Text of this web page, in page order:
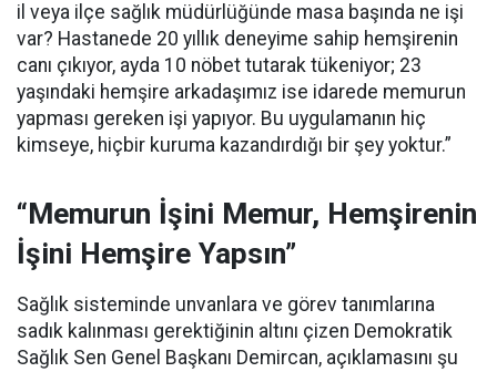
il veya ilçe sağlık müdürlüğünde masa başında ne işi
var? Hastanede 20 yıllık deneyime sahip hemşirenin
canı çıkıyor, ayda 10 nöbet tutarak tükeniyor; 23
yaşındaki hemşire arkadaşımız ise idarede memurun
yapması gereken işi yapıyor. Bu uygulamanın hiç
kimseye, hiçbir kuruma kazandırdığı bir şey yoktur.”
“Memurun İşini Memur, Hemşirenin
İşini Hemşire Yapsın”
Sağlık sisteminde unvanlara ve görev tanımlarına
sadık kalınması gerektiğinin altını çizen Demokratik
Sağlık Sen Genel Başkanı Demircan, açıklamasını şu